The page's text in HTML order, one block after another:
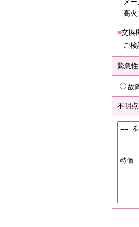
メー
高火
■交換
ご検
緊急性
故
不明